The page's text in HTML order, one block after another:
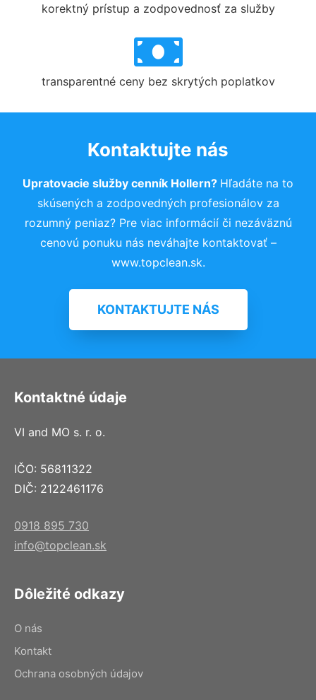
korektný prístup a zodpovednosť za služby
transparentné ceny bez skrytých poplatkov
Kontaktujte nás
Upratovacie služby cenník Hollern? Hľadáte na to
skúsených a zodpovedných profesionálov za
rozumný peniaz? Pre viac informácií či nezáväznú
cenovú ponuku nás neváhajte kontaktovať –
www.topclean.sk.
KONTAKTUJTE NÁS
Kontaktné údaje
VI and MO s. r. o.
IČO: 56811322
DIČ: 2122461176
0918 895 730
info@topclean.sk
Dôležité odkazy
O nás
Kontakt
Ochrana osobných údajov